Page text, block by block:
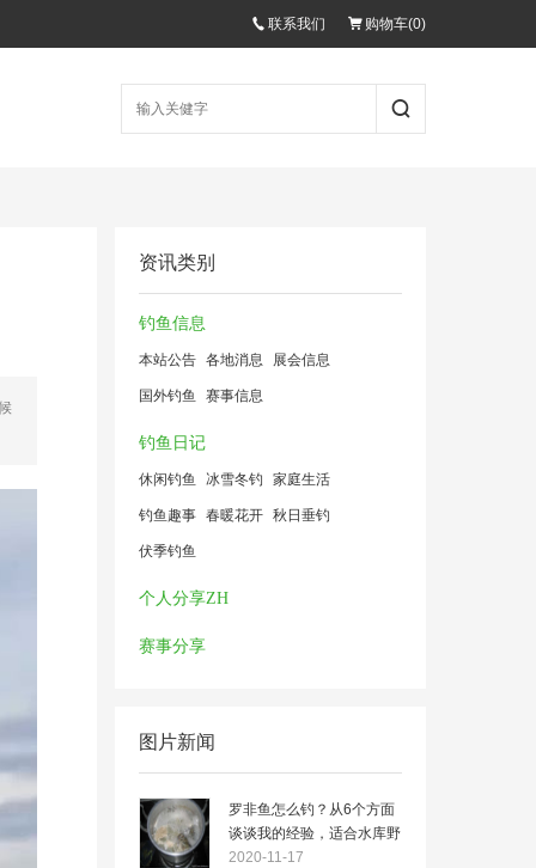
联系我们 购物车(0)
资讯类别
钓鱼信息
本站公告 各地消息 展会信息
国外钓鱼 赛事信息
钓鱼日记
休闲钓鱼 冰雪冬钓 家庭生活
钓鱼趣事 春暖花开 秋日垂钓
伏季钓鱼
个人分享ZH
赛事分享
图片新闻
罗非鱼怎么钓？从6个方面
谈谈我的经验，适合水库野
钓
2020-11-17